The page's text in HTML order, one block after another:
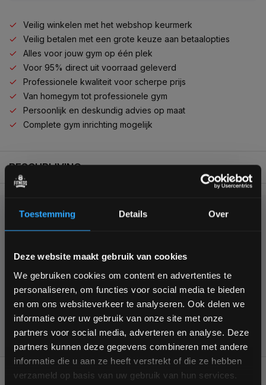
Toestemming Details Over
Deze website maakt gebruik van cookies
We gebruiken cookies om content en advertenties te
personaliseren, om functies voor social media te bieden
en om ons websiteverkeer te analyseren. Ook delen we
informatie over uw gebruik van onze site met onze
partners voor social media, adverteren en analyse. Deze
partners kunnen deze gegevens combineren met andere
informatie die u aan ze heeft verstrekt of die ze hebben
verzameld op basis van uw gebruik van hun services.
Veilig winkelen met het webshop keurmerk
Veilig betalen met een grote keuze aan betaalopties
Alles voor jouw gym op één plek
Voor 95% direct uit voorraad geleverd
Professionele kwaliteit voor scherpe prijs
Van homegym tot professionele gym
Persoonlijk en deskundig advies op maat
Complete gym inrichting mogelijk
BESCHRIJVING
KUNNEN WE HELPEN?
+31 (0)24 645 1309
355 customers give us a 5
REVIEWS 0/10
Bam! 5% korting op je volgende
Schrijf je in voor onze nieuwsbrief om op de hoogte te
blijven over onze nieuwe producten, deals en meer
interessante info. Ontvang 5% korting op je eerstvolgende
aankoop! 😀